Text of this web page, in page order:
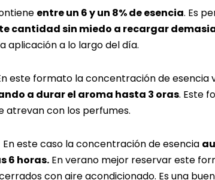
entre un 6 y un 8% de esencia. Es
cantidad sin miedo a recargar
aplicación a lo largo del día.
este formato la concentración de esencia
a durar el aroma hasta 3 oras. Este
atrevan con los perfumes.
En este caso la concentración de esencia
6 horas. En verano mejor reservar este
con aire acondicionado. Es una